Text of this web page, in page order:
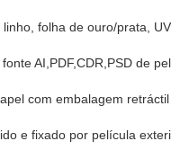
folha de ouro/prata,
AI,PDF,CDR,PSD de
com embalagem retráctil
e fixado por película